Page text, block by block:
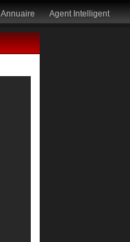
Annuaire Agent Intelligent